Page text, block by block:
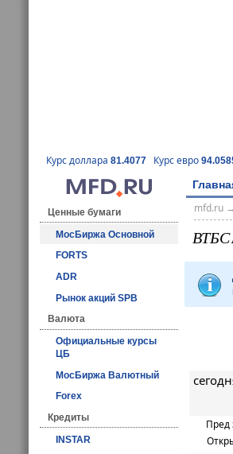
Курс доллара 81.4077 Курс евро
Ценные бумаги
МосБиржа Основной
FORTS
ADR
Рынок акций SPB
Валюта
Официальные курсы
ЦБ
МосБиржа Валютный
Forex
Кредиты
INSTAR
mfd.ru→
Пред